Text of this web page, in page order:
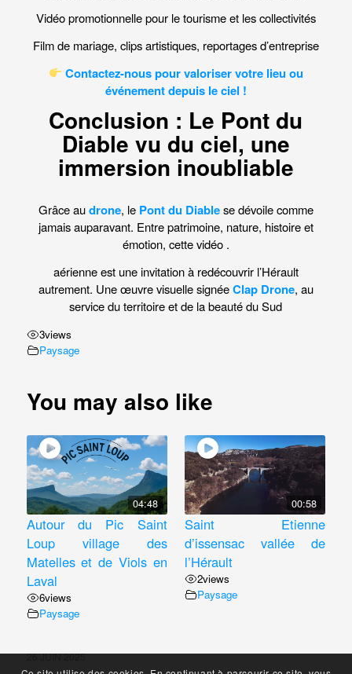
Vidéo promotionnelle pour le tourisme et les collectivités
Film de mariage, clips artistiques, reportages d’entreprise
Contactez-nouspour valoriser votre lieu ou
événement depuis le ciel !
Conclusion : Le Pont du
Diable vu du ciel, une
immersion inoubliable
Grâce audrone, le Pont du Diablese dévoile comme
jamais auparavant. Entre patrimoine, nature, histoire et
émotion, cette vidéo .
aérienne est une invitation à redécouvrir l’Hérault
autrement. Une œuvre visuelle signéeClap Drone, au
service du territoire et de la beauté du Sud
3views
Paysage
You may also like
04:48
Autour du Pic Saint
Loup village des
Matelles et de Viols en
Laval
6views
Paysage
00:58
Saint Etienne
d’issensac vallée de
l’Hérault
2views
Paysage
26 JUIN 2025